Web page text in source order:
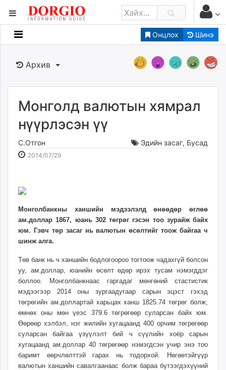
Онцлох Шинэ
Мэдээллийн
Банк санхүү
Бизнес ААН
Төрийн
dorgio.mn
Gogo.mn
zindaa.mn
Baabar.mn
tovch.mn
ikon.mn
Livetv.mn
Eguur.mn
24tsag.mn
shuud.mn
eagle.mn
ergelt.mn
zarig.mn
today.mn
zuv.mn
Архив
Монголд валютын хямрал
нүүрлэсэн үү
С.Отгон Эдийн засаг, Бусад
2014/07/292014-
2026-
Монголбанкны ханшийн мэдээлэлд өнөөдөр өглөө
ам.доллар 1867, юань 302 төгрөг гэсэн тоо зурайж байх
юм. Гэвч төр засаг нь валютын өсөлтийг тоож байгаа ч
шинж алга.
Төв банк нь ч ханшийн бодлогоороо тогтоож чадахгүй болсон
уу, ам.доллар, юанийн өсөлт өдөр ирэх тусам нэмэгддэг
боллоо. Монголбанкнаас гаргадаг мөнгөний стастистик
мэдээгээр 2014 оны зургаадугаар сарын эцэст гэхэд
төгрөгийн ам.доллартай харьцах ханш 1825.74 төгрөг болж,
өмнөх оны мөн үеэс 379.6 төгрөгөөр суларсан байх юм.
Өөрөөр хэлбэл, нэг жилийн хугацаанд 400 орчим төгрөгөөр
суларсан байгаа үзүүлэлт бий ч сүүлийн хоёр сарын
хугацаанд ам.доллар 40 төгрөгөөр нэмэгдсэн учир энэ тоо
баримт өөрчлөлттэй гарах нь тодорхой. Нөгөөтэйгүүр
валютын ханшийн савалгаанаас болж бараа бүтээгдэхүүний